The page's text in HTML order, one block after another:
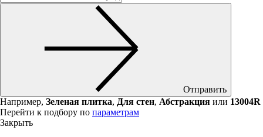
Отправить
Например, Зеленая плитка, Для стен, Абстракция или 13004R
Перейти к подбору по параметрам
Закрыть